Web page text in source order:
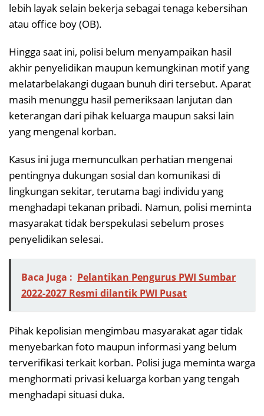
lebih layak selain bekerja sebagai tenaga kebersihan
atau office boy (OB).
Hingga saat ini, polisi belum menyampaikan hasil
akhir penyelidikan maupun kemungkinan motif yang
melatarbelakangi dugaan bunuh diri tersebut. Aparat
masih menunggu hasil pemeriksaan lanjutan dan
keterangan dari pihak keluarga maupun saksi lain
yang mengenal korban.
Kasus ini juga memunculkan perhatian mengenai
pentingnya dukungan sosial dan komunikasi di
lingkungan sekitar, terutama bagi individu yang
menghadapi tekanan pribadi. Namun, polisi meminta
masyarakat tidak berspekulasi sebelum proses
penyelidikan selesai.
Baca Juga : Pelantikan Pengurus PWI Sumbar
2022-2027 Resmi dilantik PWI Pusat
Pihak kepolisian mengimbau masyarakat agar tidak
menyebarkan foto maupun informasi yang belum
terverifikasi terkait korban. Polisi juga meminta warga
menghormati privasi keluarga korban yang tengah
menghadapi situasi duka.